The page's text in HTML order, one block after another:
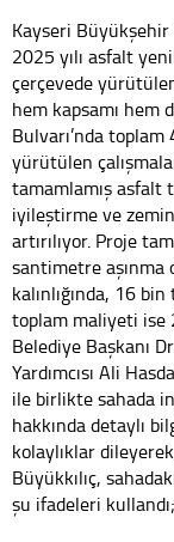
Kayseri Büyükşehir
2025 yılı asfalt
çerçevede
hem kapsamı hem
Bulvarı’nda
yürütülen
tamamlamış asfalt
iyileştirme ve
artırılıyor. Proje
santimetre
kalınlığında, 16
toplam maliyeti ise
Belediye Başkanı
Yardımcısı Ali
ile birlikte sahada
hakkında detaylı
kolaylıklar
Büyükkılıç,
şu ifadeleri kullandı;